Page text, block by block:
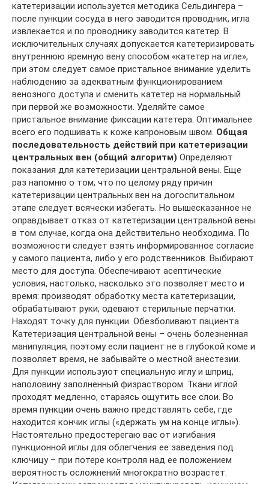
катетеризации используется методика Сельдингера –
после пункции сосуда в него заводится проводник, игла
извлекается и по проводнику заводится катетер. В
исключительных случаях допускается катетеризировать
внутреннюю яремную вену способом «катетер на игле»,
при этом следует самое пристальное внимание уделить
наблюдению за адекватным функционированием
венозного доступа и сменить катетер на нормальный
при первой же возможности. Уделяйте самое
пристальное внимание фиксации катетера. Оптимальнее
всего его подшивать к коже капроновым швом. Общая
последовательность действий при катетеризации
центральных вен (общий алгоритм) Определяют
показания для катетеризации центральной вены. Еще
раз напомню о том, что по целому ряду причин
катетеризации центральных вен на догоспитальном
этапе следует всячески избегать. Но вышесказанное не
оправдывает отказ от катетеризации центральной вены
в том случае, когда она действительно необходима. По
возможности следует взять информированное согласие
у самого пациента, либо у его родственников. Выбирают
место для доступа. Обеспечивают асептические
условия, настолько, насколько это позволяет место и
время: производят обработку места катетеризации,
обрабатывают руки, одевают стерильные перчатки.
Находят точку для пункции. Обезболивают пациента.
Катетеризация центральной вены – очень болезненная
манипуляция, поэтому если пациент не в глубокой коме и
позволяет время, не забывайте о местной анестезии.
Для пункции используют специальную иглу и шприц,
наполовину заполненный физраствором. Ткани иглой
проходят медленно, стараясь ощутить все слои. Во
время пункции очень важно представлять себе, где
находится кончик иглы («держать ум на конце иглы»).
Настоятельно предостерегаю вас от изгибания
пункционной иглы для облегчения ее заведения под
ключицу – при потере контроля над ее положением
вероятность осложнений многократно возрастет.